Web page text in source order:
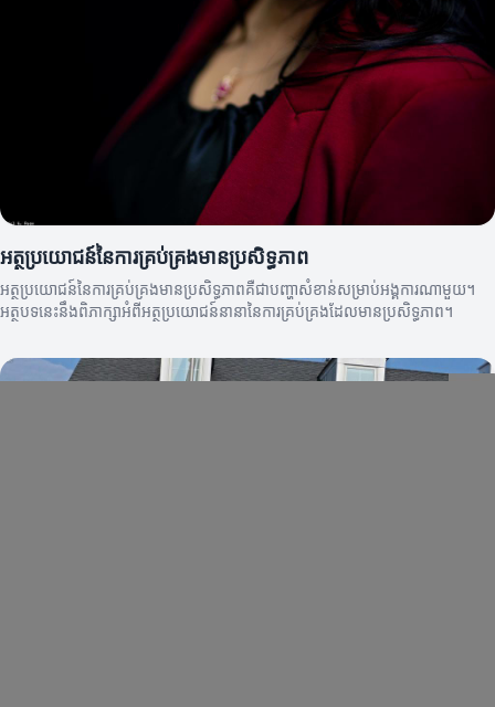
អត្ថប្រយោជន៍នៃការគ្រប់គ្រងមានប្រសិទ្ធភាព
អត្ថប្រយោជន៍នៃការគ្រប់គ្រងមានប្រសិទ្ធភាពគឺជាបញ្ហាសំខាន់សម្រាប់អង្គការណាមួយ។
អត្ថបទនេះនឹងពិភាក្សាអំពីអត្ថប្រយោជន៍នានានៃការគ្រប់គ្រងដែលមានប្រសិទ្ធភាព។